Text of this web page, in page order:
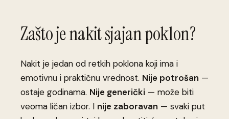
Zašto je nakit sjajan poklon?
Nakit je jedan od retkih poklona koji ima i
emotivnu i praktičnu vrednost. Nije potrošan —
ostaje godinama. Nije generički — može biti
veoma ličan izbor. I nije zaboravan — svaki put